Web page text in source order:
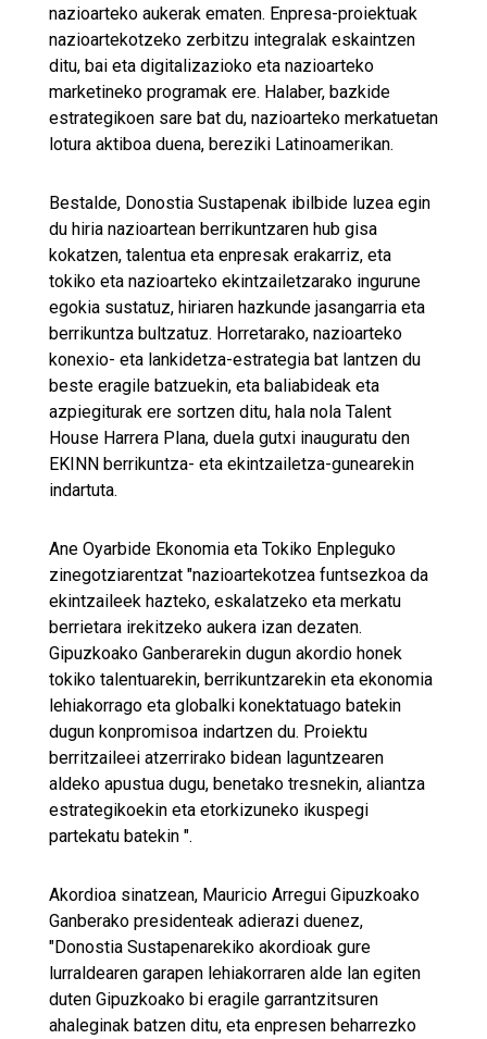
nazioarteko aukerak ematen. Enpresa-proiektuak
nazioartekotzeko zerbitzu integralak eskaintzen
ditu, bai eta digitalizazioko eta nazioarteko
marketineko programak ere. Halaber, bazkide
estrategikoen sare bat du, nazioarteko merkatuetan
lotura aktiboa duena, bereziki Latinoamerikan.
Bestalde, Donostia Sustapenak ibilbide luzea egin
du hiria nazioartean berrikuntzaren hub gisa
kokatzen, talentua eta enpresak erakarriz, eta
tokiko eta nazioarteko ekintzailetzarako ingurune
egokia sustatuz, hiriaren hazkunde jasangarria eta
berrikuntza bultzatuz. Horretarako, nazioarteko
konexio- eta lankidetza-estrategia bat lantzen du
beste eragile batzuekin, eta baliabideak eta
azpiegiturak ere sortzen ditu, hala nola Talent
House Harrera Plana, duela gutxi inauguratu den
EKINN berrikuntza- eta ekintzailetza-gunearekin
indartuta.
Ane Oyarbide Ekonomia eta Tokiko Enpleguko
zinegotziarentzat "nazioartekotzea funtsezkoa da
ekintzaileek hazteko, eskalatzeko eta merkatu
berrietara irekitzeko aukera izan dezaten.
Gipuzkoako Ganberarekin dugun akordio honek
tokiko talentuarekin, berrikuntzarekin eta ekonomia
lehiakorrago eta globalki konektatuago batekin
dugun konpromisoa indartzen du. Proiektu
berritzaileei atzerrirako bidean laguntzearen
aldeko apustua dugu, benetako tresnekin, aliantza
estrategikoekin eta etorkizuneko ikuspegi
partekatu batekin ".
Akordioa sinatzean, Mauricio Arregui Gipuzkoako
Ganberako presidenteak adierazi duenez,
"Donostia Sustapenarekiko akordioak gure
lurraldearen garapen lehiakorraren alde lan egiten
duten Gipuzkoako bi eragile garrantzitsuren
ahaleginak batzen ditu, eta enpresen beharrezko